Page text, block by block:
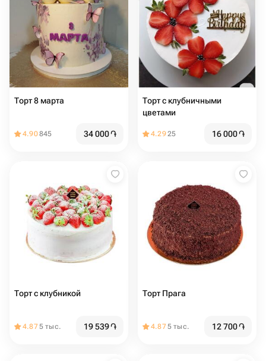
Торт 8 марта
4.90845 34 000֏
Торт с клубничными
цветами
4.2925 16 000֏
Торт с клубникой
4.875 тыс. 19 539֏
Торт Прага
4.875 тыс. 12 700֏